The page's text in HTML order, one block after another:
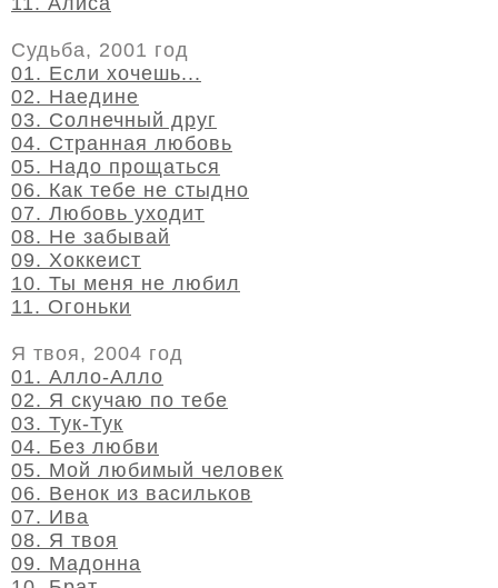
Судьба, 2001 год
01. Если хочешь...
02. Наедине
03. Солнечный друг
04. Странная любовь
05. Надо прощаться
06. Как тебе не стыдно
07. Любовь уходит
08. Не забывай
09. Хоккеист
10. Ты меня не любил
11. Огоньки
Я твоя, 2004 год
01. Алло-Алло
02. Я скучаю по тебе
03. Тук-Тук
04. Без любви
05. Мой любимый человек
06. Венок из васильков
07. Ива
08. Я твоя
09. Мадонна